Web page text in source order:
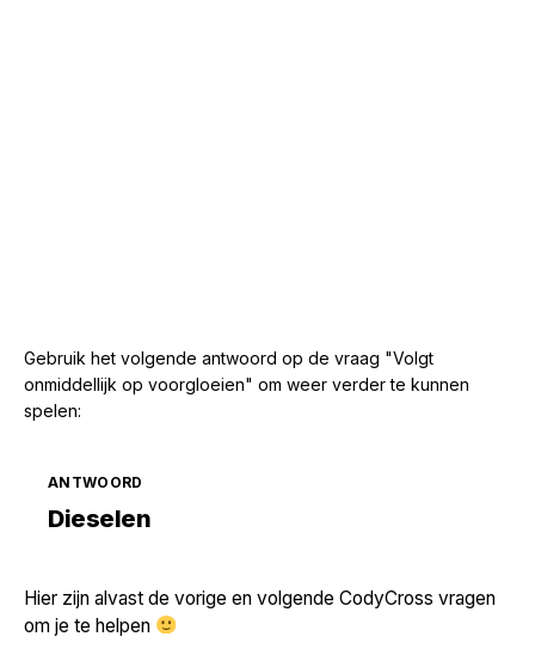
Gebruik het volgende antwoord op de vraag "Volgt
onmiddellijk op voorgloeien" om weer verder te kunnen
spelen:
ANTWOORD
Dieselen
Hier zijn alvast de vorige en volgende CodyCross vragen
om je te helpen